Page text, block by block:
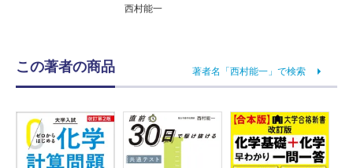
西村能一
この著者の商品 著者名「西村能一」で検索